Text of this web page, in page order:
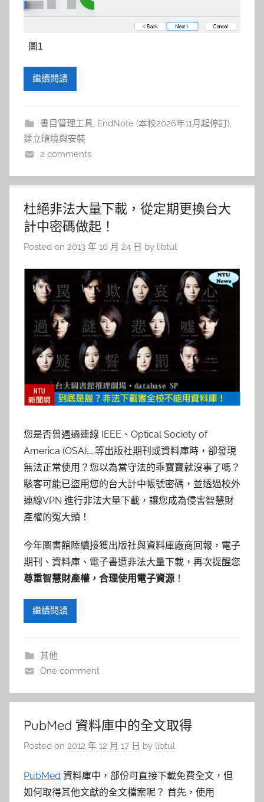
圖1
繼續閱讀
書目管理工具, EndNote (本校2026年11月起停訂),
建立環境與安裝
2 comments
杜絕非法大量下載，從定期更換台大
計中密碼做起！
Posted on 2013 年 10 月 24 日 by libtul
您是否曾遇過連線 IEEE、Optical Society of
America (OSA)……等出版社期刊或資料庫時，卻發現
無法正常使用？您以為當守法的乖寶寶就沒事了嗎？
駭客可能已盜用您的台大計中帳號密碼，並透過校外
連線VPN 進行非法大量下載，讓您成為侵害智慧財
產權的冤大頭！
今年圖書館陸續接獲出版社與資料庫廠商回報，電子
期刊、資料庫、電子書遭非法大量下載，再次提醒您
尊重智慧財產權，合理使用電子資源 ！
繼續閱讀
其他
One comment
PubMed 資料庫中的全文取得
Posted on 2012 年 12 月 17 日 by libtul
PubMed 資料庫中，部份可直接下載免費全文，但
如何取得其他文獻的全文檔案呢？ 首先，使用